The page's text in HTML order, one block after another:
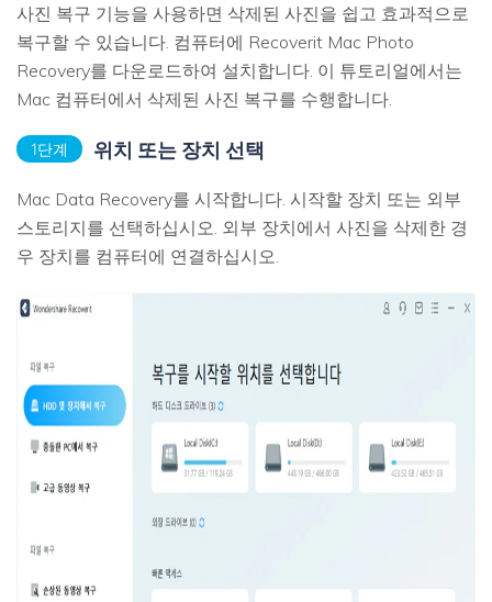
사진 복구 기능을 사용하면 삭제된 사진을 쉽고 효과적으로
복구할 수 있습니다. 컴퓨터에 Recoverit Mac Photo
Recovery를 다운로드하여 설치합니다. 이 튜토리얼에서는
Mac 컴퓨터에서 삭제된 사진 복구를 수행합니다.
1단계 위치 또는 장치 선택
Mac Data Recovery를 시작합니다. 시작할 장치 또는 외부
스토리지를 선택하십시오. 외부 장치에서 사진을 삭제한 경
우 장치를 컴퓨터에 연결하십시오.